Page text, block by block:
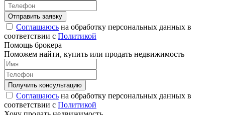
Соглашаюсь на обработку персональных данных в
соответствии с Политикой
Помощь брокера
Поможем найти, купить или продать недвижимость
Соглашаюсь на обработку персональных данных в
соответствии с Политикой